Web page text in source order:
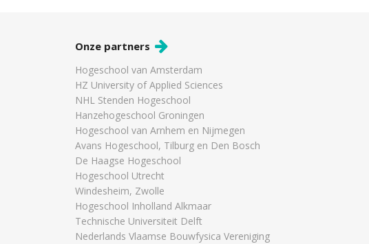
Onze partners
Hogeschool van Amsterdam
HZ University of Applied Sciences
NHL Stenden Hogeschool
Hanzehogeschool Groningen
Hogeschool van Arnhem en Nijmegen
Avans Hogeschool, Tilburg en Den Bosch
De Haagse Hogeschool
Hogeschool Utrecht
Windesheim, Zwolle
Hogeschool Inholland Alkmaar
Technische Universiteit Delft
Nederlands Vlaamse Bouwfysica Vereniging